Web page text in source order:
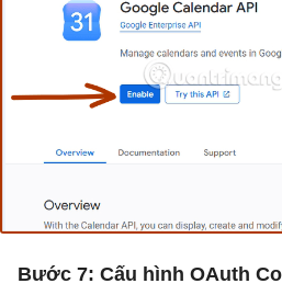
Bước 7: Cấu hình OAuth